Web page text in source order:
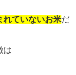
れていないお米だ
は